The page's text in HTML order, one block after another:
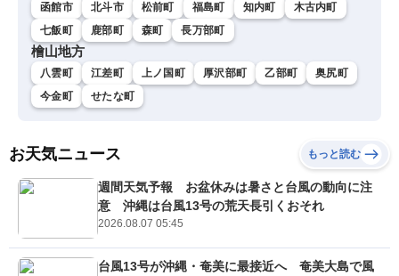
函館市 北斗市 松前町 福島町 知内町
木古内町
七飯町
鹿部町 森町 長万部町
檜山地方
八雲町 江差町 上ノ国町 厚沢部町 乙部町
奥尻町
今金町
せたな町
お天気ニュース もっと読む
週間天気予報 お盆休みは暑さと台風の動向に注
意 沖縄は台風13号の荒天長引くおそれ
2026.08.07 05:45
台風13号が沖縄・奄美に最接近へ 奄美大島で風